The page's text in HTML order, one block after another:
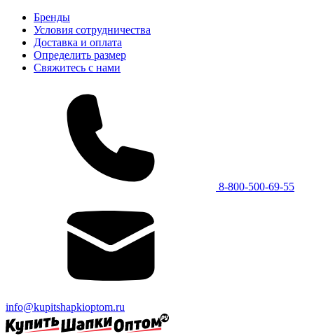
Бренды
Условия сотрудничества
Доставка и оплата
Определить размер
Свяжитесь с нами
8-800-500-69-55
info@kupitshapkioptom.ru